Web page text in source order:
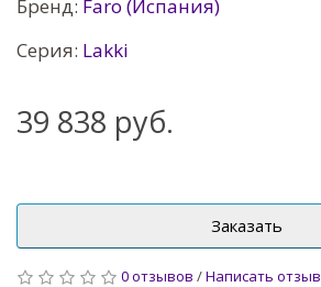
Бренд: Faro (Испания)
Серия: Lakki
39 838 руб.
Заказать
0 отзывов /Написать отзыв